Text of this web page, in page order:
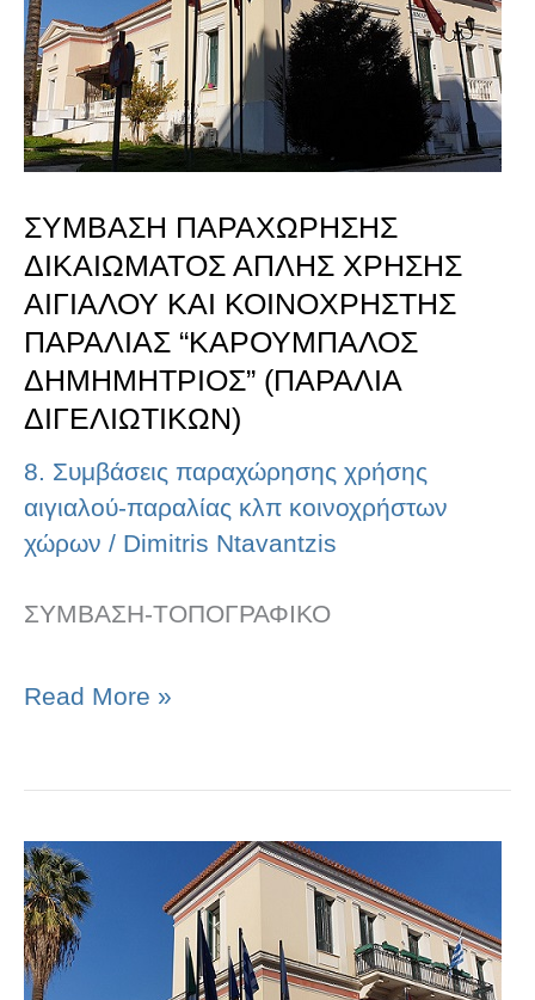
ΣΥΜΒΑΣΗ ΠΑΡΑΧΩΡΗΣΗΣ
ΔΙΚΑΙΩΜΑΤΟΣ ΑΠΛΗΣ ΧΡΗΣΗΣ
ΑΙΓΙΑΛΟΥ ΚΑΙ ΚΟΙΝΟΧΡΗΣΤΗΣ
ΠΑΡΑΛΙΑΣ “ΚΑΡΟΥΜΠΑΛΟΣ
ΔΗΜΗΜΗΤΡΙΟΣ” (ΠΑΡΑΛΙΑ
ΔΙΓΕΛΙΩΤΙΚΩΝ)
8. Συμβάσεις παραχώρησης χρήσης
αιγιαλού-παραλίας κλπ κοινοχρήστων
χώρων / Dimitris Ntavantzis
ΣΥΜΒΑΣΗ-ΤΟΠΟΓΡΑΦΙΚΟ
ΧΡΗΣΗΣ
ΑΙΓΙΑΛΟΥ
ΚΑΙ
ΚΟΙΝΟΧΡΗΣΤΗΣ
“ΚΑΡΟΥΜΠΑΛΟΣ
ΔΗΜΗΜΗΤΡΙΟΣ”
(ΠΑΡΑΛΙΑ
ΔΙΓΕΛΙΩΤΙΚΩΝ)
Read More »
ΣΥΜΒΑΣΗ
ΠΑΡΑΧΩΡΗΣΗΣ
ΔΙΚΑΙΩΜΑΤΟΣ